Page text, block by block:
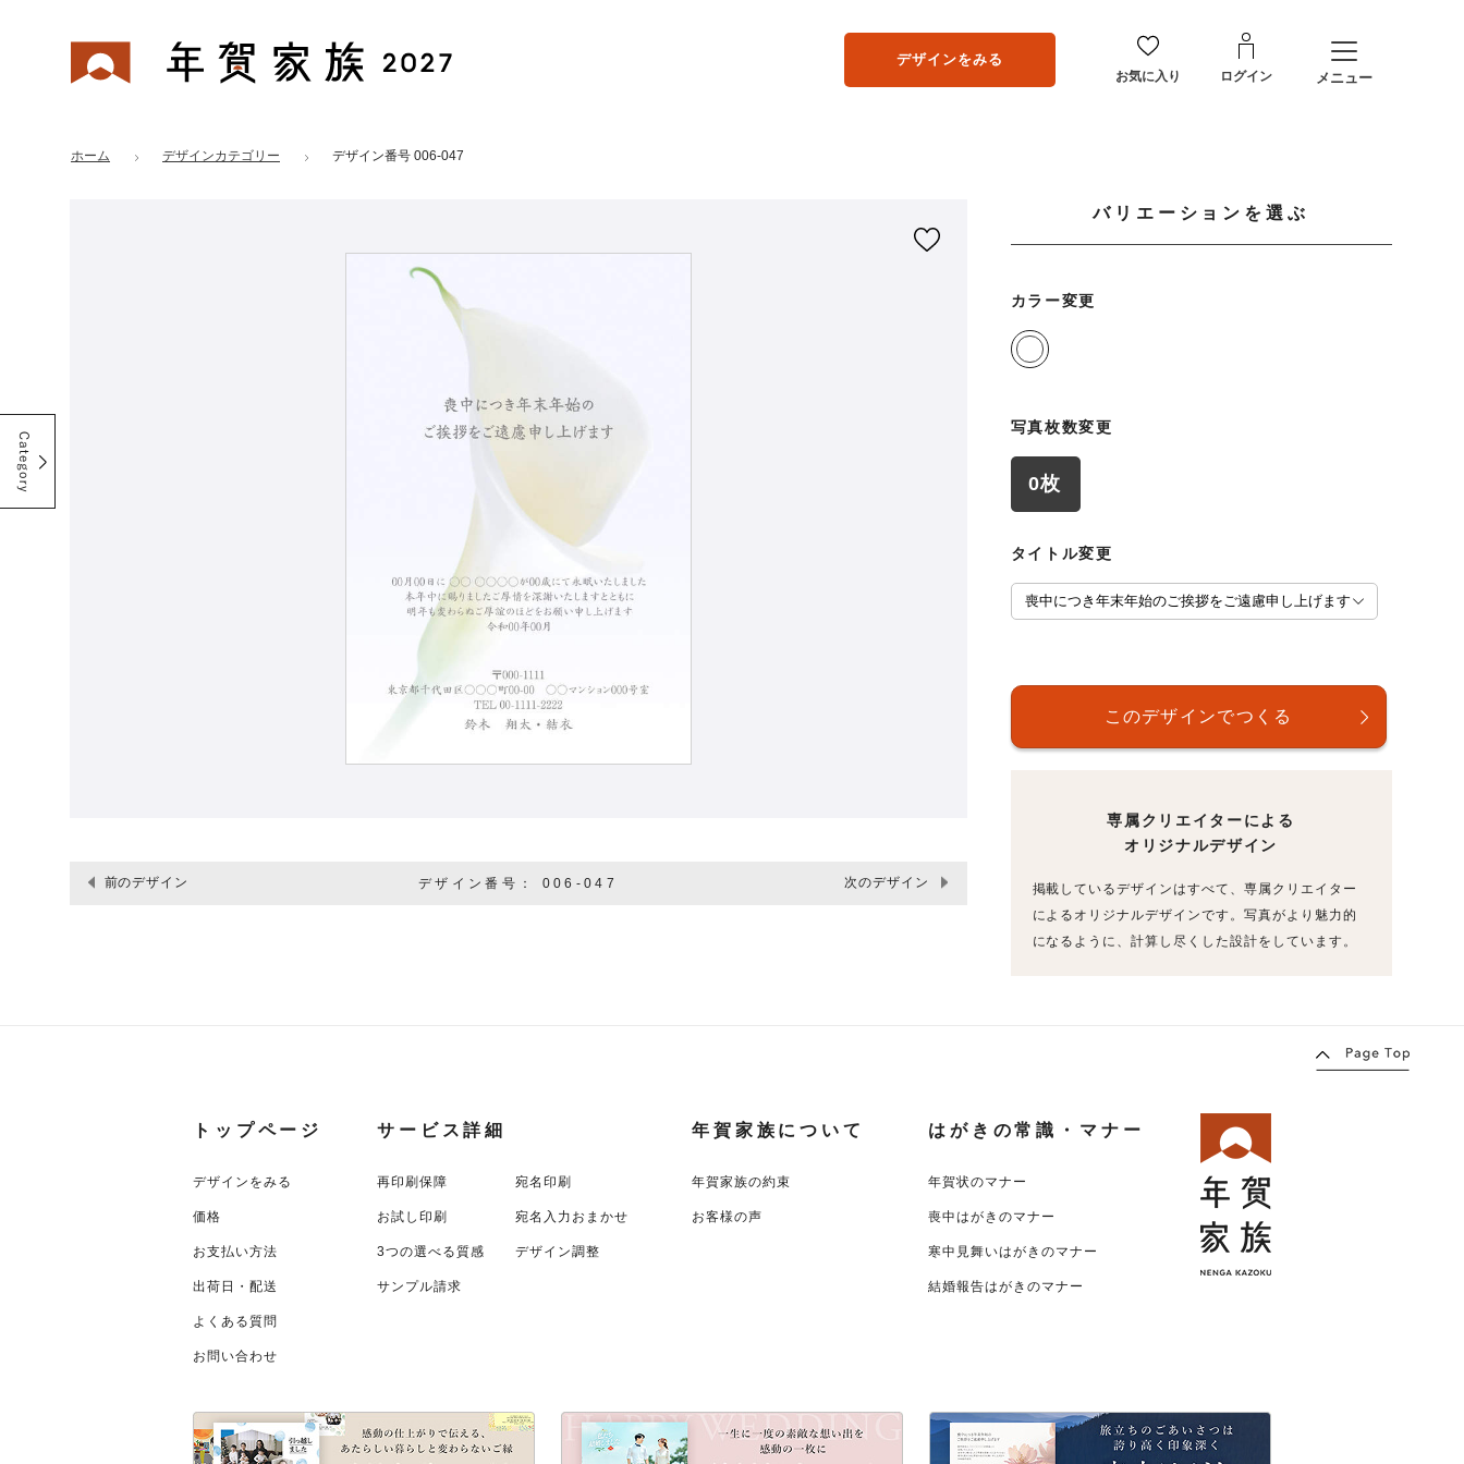
年賀家族 2027 デザインをみる
お気に入り ログイン メニュー
ホーム デザインカテゴリー デザイン番号 006-047
デザイン番号： 006-047
前のデザイン 次のデザイン
バリエーションを選ぶ
カラー変更
写真枚数変更
0枚
タイトル変更
専属クリエイターによる
オリジナルデザイン
掲載しているデザインはすべて、専属クリエイター
によるオリジナルデザインです。写真がより魅力的
になるように、計算し尽くした設計をしています。
トップページ
デザインをみる
価格
お支払い方法
出荷日・配送
よくある質問
お問い合わせ
サービス詳細
再印刷保障 宛名印刷
お試し印刷 宛名入力おまかせ
3つの選べる質感 デザイン調整
サンプル請求
年賀家族について
年賀家族の約束
お客様の声
はがきの常識・マナー
年賀状のマナー
喪中はがきのマナー
寒中見舞いはがきのマナー
結婚報告はがきのマナー